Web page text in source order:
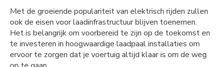
Met de groeiende populariteit van elektrisch rijden zullen
ook de eisen voor laadinfrastructuur blijven toenemen.
Het is belangrijk om voorbereid te zijn op de toekomst en
te investeren in hoogwaardige laadpaal installaties om
ervoor te zorgen dat je voertuig altijd klaar is om de weg